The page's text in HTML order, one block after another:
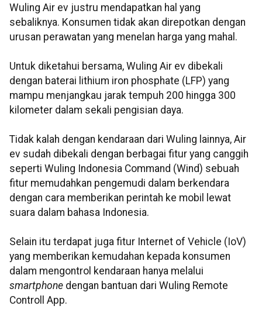
Wuling Air ev justru mendapatkan hal yang
sebaliknya. Konsumen tidak akan direpotkan dengan
urusan perawatan yang menelan harga yang mahal.
Untuk diketahui bersama, Wuling Air ev dibekali
dengan baterai lithium iron phosphate (LFP) yang
mampu menjangkau jarak tempuh 200 hingga 300
kilometer dalam sekali pengisian daya.
Tidak kalah dengan kendaraan dari Wuling lainnya, Air
ev sudah dibekali dengan berbagai fitur yang canggih
seperti Wuling Indonesia Command (Wind) sebuah
fitur memudahkan pengemudi dalam berkendara
dengan cara memberikan perintah ke mobil lewat
suara dalam bahasa Indonesia.
Selain itu terdapat juga fitur Internet of Vehicle (IoV)
yang memberikan kemudahan kepada konsumen
dalam mengontrol kendaraan hanya melalui
smartphone dengan bantuan dari Wuling Remote
Controll App.